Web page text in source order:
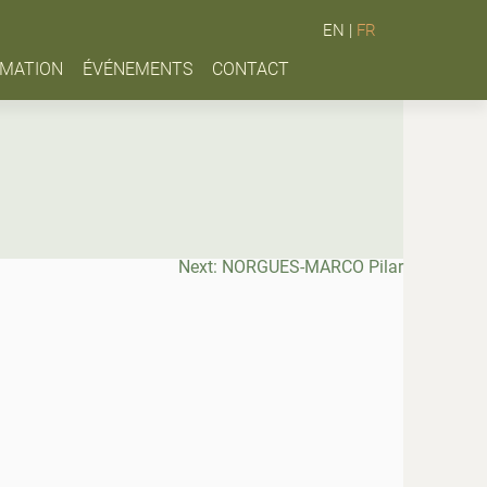
ÉVÉNEMENTS CONTACT
EN | FR
Next: NORGUES-MARCO Pilar